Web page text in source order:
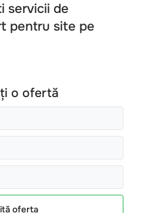
servicii de
pentru site pe
o ofertă
oferta